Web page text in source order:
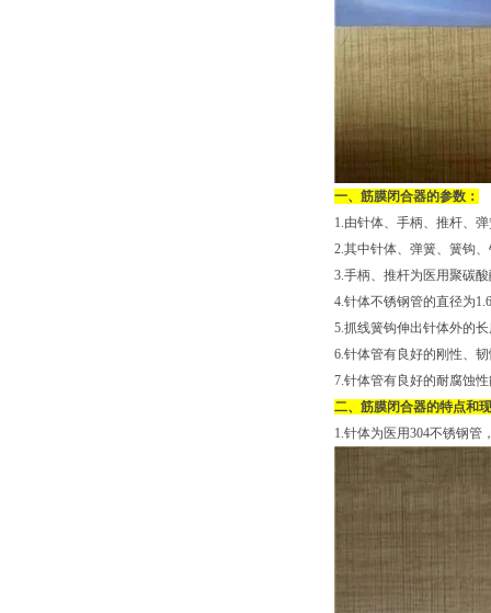
一、筋膜闭合器的参数：
1.由针体、手柄、推杆、
2.其中针体、弹簧、簧钩
3.手柄、推杆为医用聚碳
4.针体不锈钢管的直径为
5.抓线簧钩伸出针体外的
6.针体管有良好的刚性、
7.针体管有良好的耐腐蚀
二、筋膜闭合器的特点和
1.针体为医用304不锈钢